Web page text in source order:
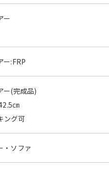
ー
:FRP
ー(完成品)
㎝
ング可
・ソファ